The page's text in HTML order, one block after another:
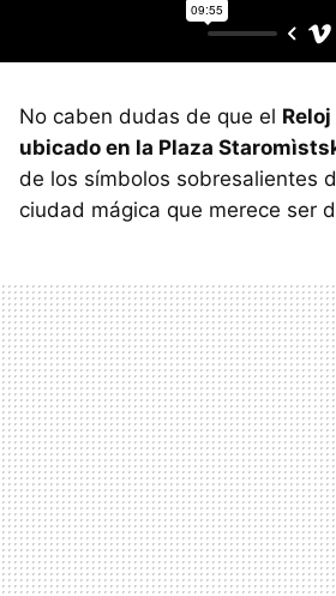
No caben dudas de que el
ubicado en la Plaza
de los símbolos sobresalientes
ciudad mágica que merece ser